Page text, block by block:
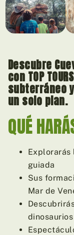
Descubre
con TOP TOURS
subterráneo
un solo plan.
QUÉ
Explorarás
guiada
Sus
Mar de